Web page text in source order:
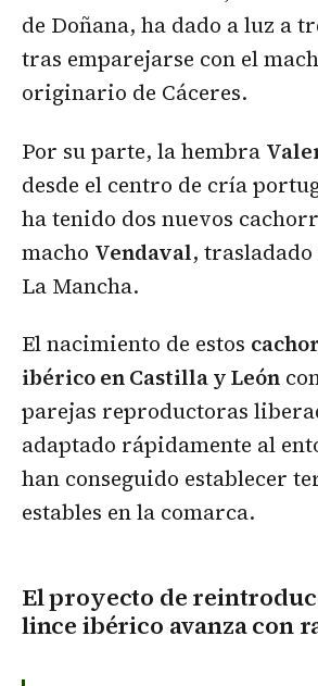
de Doñana, ha dado a luz a
tras emparejarse con el
originario de Cáceres.
Por su parte, la hembra
desde el centro de cría
ha tenido dos nuevos
macho Vendaval, trasladado
La Mancha.
El nacimiento de estos
ibérico en Castilla y León
parejas reproductoras
adaptado rápidamente al
han conseguido establecer
estables en la comarca.
El proyecto de
lince ibérico avanza con